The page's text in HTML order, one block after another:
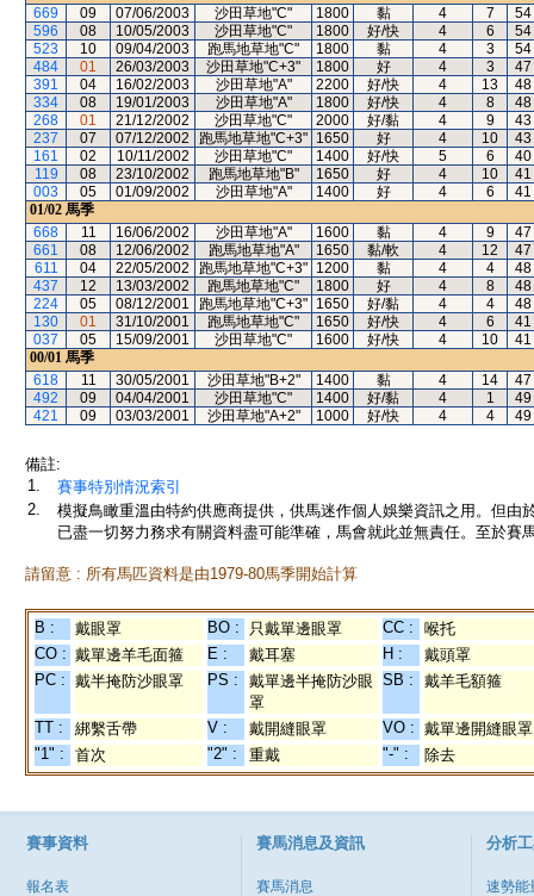
669
09 07/06/2003 沙田草地"C" 1800 黏 4 7
54
596
08 10/05/2003 沙田草地"C" 1800 好/快 4 6
54
523
10 09/04/2003 跑馬地草地"C" 1800 黏 4 3
54
484
01 26/03/2003 沙田草地"C+3" 1800 好 4 3
47
391
04 16/02/2003 沙田草地"A" 2200 好/快 4 13
48
334
08 19/01/2003 沙田草地"A" 1800 好/快 4 8
48
268
01 21/12/2002 沙田草地"C" 2000 好/黏 4 9
43
237
07 07/12/2002 跑馬地草地"C+3" 1650 好 4 10
43
161
02 10/11/2002 沙田草地"C" 1400 好/快 5 6
40
119
08 23/10/2002 跑馬地草地"B" 1650 好 4 10
41
003
05 01/09/2002 沙田草地"A" 1400 好 4 6
41
01/02 馬季
668
11 16/06/2002 沙田草地"A" 1600 黏 4 9
47
661
08 12/06/2002 跑馬地草地"A" 1650 黏/軟 4 12
47
611
04 22/05/2002 跑馬地草地"C+3" 1200 黏 4 4
48
437
12 13/03/2002 跑馬地草地"C" 1800 好 4 8
48
224
05 08/12/2001 跑馬地草地"C+3" 1650 好/黏 4 4
48
130
01 31/10/2001 跑馬地草地"C" 1650 好/快 4 6
41
037
05 15/09/2001 沙田草地"C" 1600 好/快 4 10
41
00/01 馬季
618
11 30/05/2001 沙田草地"B+2" 1400 黏 4 14
47
492
09 04/04/2001 沙田草地"C" 1400 好/黏 4 1
49
421
09 03/03/2001 沙田草地"A+2" 1000 好/快 4 4 49
備註:
1.
賽事特別情況索引
2.
模擬鳥瞰重溫由特約供應商提供，供馬迷作個人娛樂資訊之用。但
已盡一切努力務求有關資料盡可能準確，馬會就此並無責任。至於賽
請留意 : 所有馬匹資料是由1979-80馬季開始計算
B : 戴眼罩 BO : 只戴單邊眼罩 CC :
喉托
CO : 戴單邊羊毛面箍 E : 戴耳塞 H :
戴頭罩
PC : 戴半掩防沙眼罩 PS :
戴單邊半掩防沙眼
罩
SB : 戴羊毛額箍
TT : 綁繫舌帶 V : 戴開縫眼罩 VO : 戴單邊開縫眼罩
"1" :
首次 "2" : 重戴 "-" : 除去
賽事資料
報名表
賽馬消息及資訊
賽馬消息
分析
速勢能